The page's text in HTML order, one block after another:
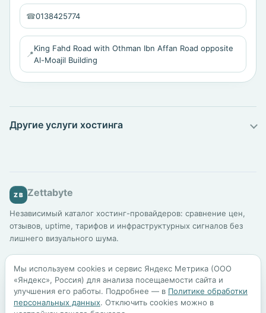
☎0138425774
📍
King Fahd Road with Othman Ibn Affan Road opposite
Al-Moajil Building
Другие услуги хостинга
ZB Zettabyte
Независимый каталог хостинг-провайдеров: сравнение цен,
отзывов, uptime, тарифов и инфраструктурных сигналов без
лишнего визуального шума.
Шаблоны сайтовБлогМетодология
По всем вопросам:mail@zettabyte.ru
Мы используем cookies и сервис Яндекс Метрика (ООО
«Яндекс», Россия) для анализа посещаемости сайта и
улучшения его работы. Подробнее — в Политике обработки
персональных данных. Отключить cookies можно в